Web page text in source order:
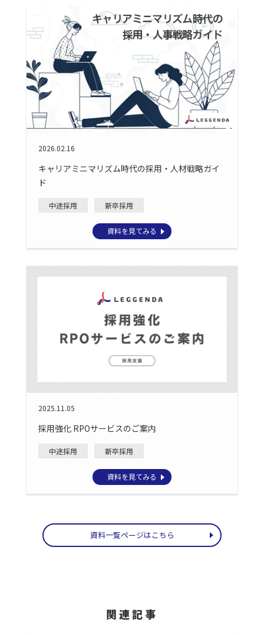
2026.02.16
キャリアミニマリズム時代の採用・人材戦略ガイ
ド
中途採用 新卒採用
資料を見てみる
2025.11.05
採用強化 RPOサービスのご案内
中途採用 新卒採用
資料を見てみる
資料一覧ページはこちら
関連記事